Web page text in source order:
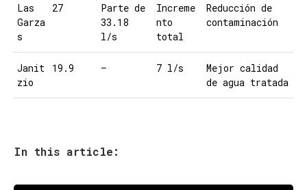
Las
Garza
s
27
Parte de
33.18
l/s
Increme
nto
total
Reducción de
contaminación
Janit
zio
19.9 — 7 l/s
Mejor calidad
de agua tratada
In this article: